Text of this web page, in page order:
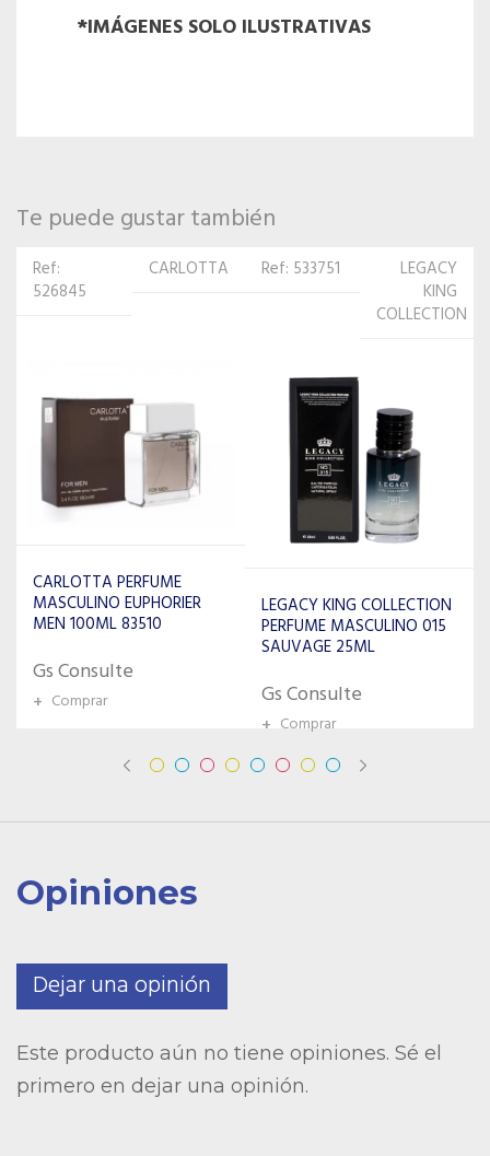
*IMÁGENES SOLO ILUSTRATIVAS
Te puede gustar también
Ref: 533751
LEGACY
LEGACY KING COLLECTION
PERFUME MASCULINO 015
Gs Consulte
Ref:
GIORGIO
ARMANI
MASCULINO STRONGER
WITH YOU EDT 100ML
+ Comprar
Opiniones
Dejar una opinión
Este producto aún no tiene opiniones. Sé el
primero en dejar una opinión.